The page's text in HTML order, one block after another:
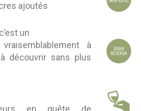
ajoutés
un
à
découvrir sans plus
en quête de